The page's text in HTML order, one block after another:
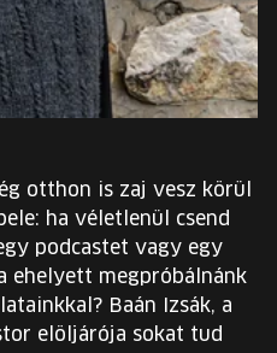
Change
language:
EN
otthon is zaj vesz körül
ha véletlenül csend
podcastet vagy egy
ehelyett megpróbálnánk
Baán Izsák, a
elöljárója sokat tud